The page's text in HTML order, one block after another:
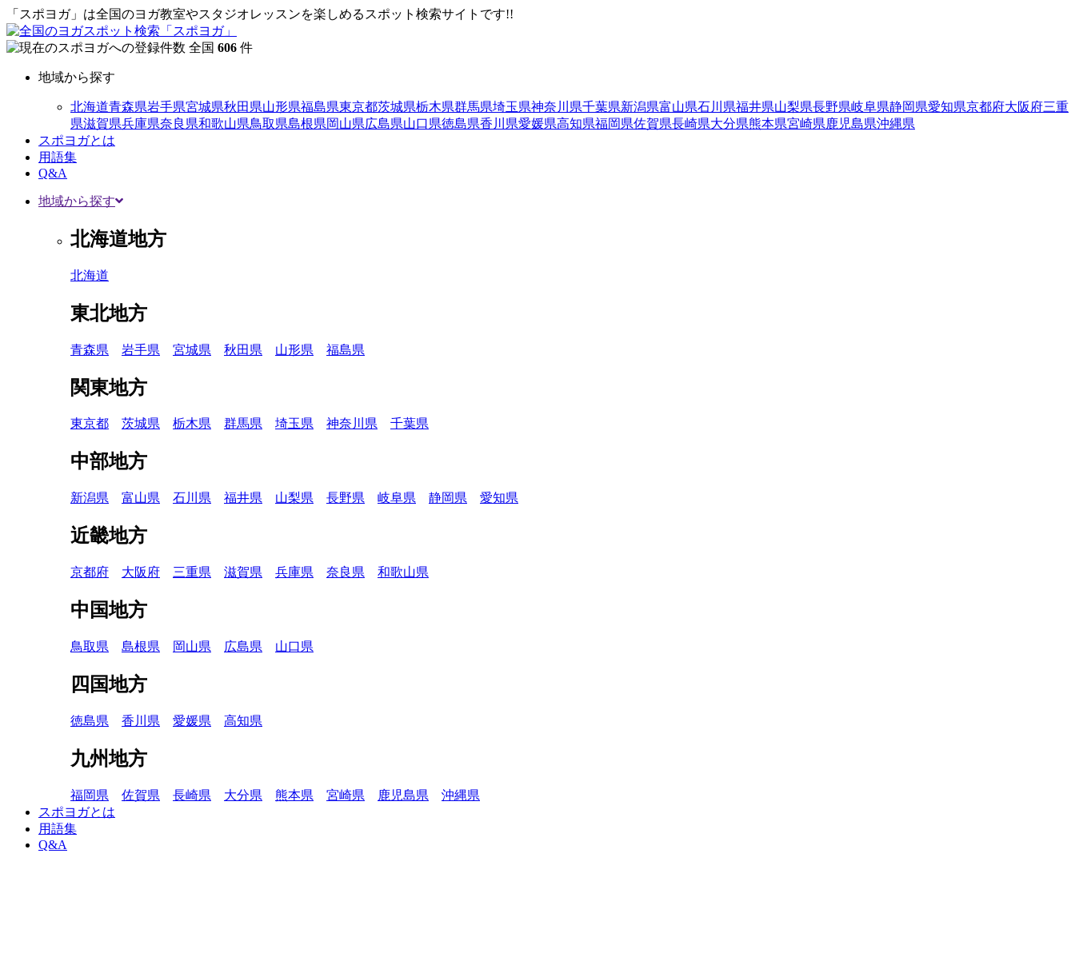
「スポヨガ」は全国のヨガ教室やスタジオレッスンを楽しめるスポット検索サイトです!!
全国 606 件
地域から探す
北海道青森県岩手県宮城県秋田県山形県福島県東京都茨城県栃木県群馬県埼玉県神奈川県千葉県新潟県富山県石川県福井県山梨県長野県岐阜県静岡県愛知県京都府大阪府三重
県滋賀県兵庫県奈良県和歌山県鳥取県島根県岡山県広島県山口県徳島県香川県愛媛県高知県福岡県佐賀県長崎県大分県熊本県宮崎県鹿児島県沖縄県
スポヨガとは
用語集
Q&A
地域から探す
北海道地方
北海道
東北地方
青森県 岩手県 宮城県 秋田県 山形県 福島県
関東地方
東京都 茨城県 栃木県 群馬県 埼玉県 神奈川県 千葉県
中部地方
新潟県 富山県 石川県 福井県 山梨県 長野県 岐阜県 静岡県 愛知県
近畿地方
京都府 大阪府 三重県 滋賀県 兵庫県 奈良県 和歌山県
中国地方
鳥取県 島根県 岡山県 広島県 山口県
四国地方
徳島県 香川県 愛媛県 高知県
九州地方
福岡県 佐賀県 長崎県 大分県 熊本県 宮崎県 鹿児島県
沖縄県
スポヨガとは
用語集
Q&A